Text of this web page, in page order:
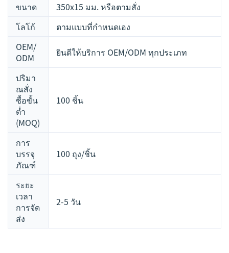
ขนาด
350x15 มม. หรือตามสั่ง
โลโก้
ตามแบบที่กำหนดเอง
OEM/
ODM
ยินดีให้บริการ OEM/ODM ทุกประเภท
ปริมา
ณสั่ง
ซื้อขั้น
ต่ำ
(MOQ)
100 ชิ้น
การ
บรรจุ
ภัณฑ์
100 ถุง/ชิ้น
ระยะ
เวลา
การจัด
ส่ง
2-5 วัน